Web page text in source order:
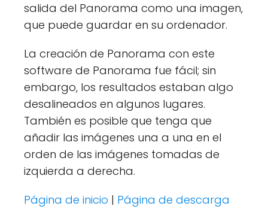
salida del Panorama como una imagen,
que puede guardar en su ordenador.
La creación de Panorama con este
software de Panorama fue fácil; sin
embargo, los resultados estaban algo
desalineados en algunos lugares.
También es posible que tenga que
añadir las imágenes una a una en el
orden de las imágenes tomadas de
izquierda a derecha.
Página de inicio | Página de descarga